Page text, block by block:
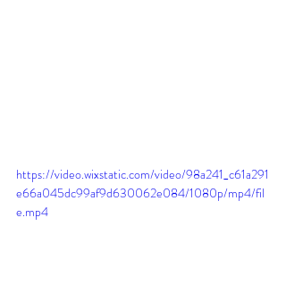
https://video.wixstatic.com/video/98a241_c61a291
e66a045dc99af9d630062e084/1080p/mp4/fil
e.mp4